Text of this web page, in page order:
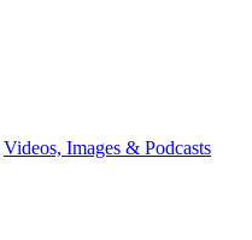
Videos, Images & Podcasts